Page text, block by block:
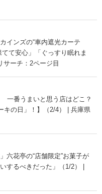
インズの“車内遮光カーテ
て安心」「ぐっすり眠れま
サーチ：2ページ目
一番うまいと思う店はどこ？
キの日」！】（2/4） | 兵庫県
六花亭の“店舗限定”お菓子が
するべきだった」（1/2） |